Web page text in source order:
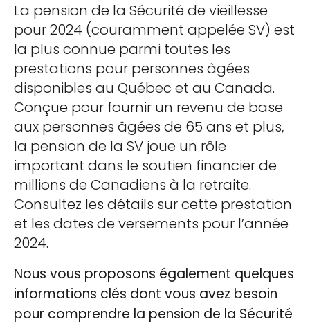
La pension de la Sécurité de vieillesse
pour 2024 (couramment appelée SV) est
la plus connue parmi toutes les
prestations pour personnes âgées
disponibles au Québec et au Canada.
Conçue pour fournir un revenu de base
aux personnes âgées de 65 ans et plus,
la pension de la SV joue un rôle
important dans le soutien financier de
millions de Canadiens à la retraite.
Consultez les détails sur cette prestation
et les dates de versements pour l’année
2024.
Nous vous proposons également quelques
informations clés dont vous avez besoin
pour comprendre la pension de la Sécurité